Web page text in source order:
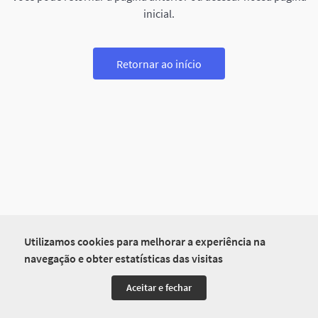
Utilizamos cookies para melhorar a experiência na
navegação e obter estatísticas das visitas
Aceitar e fechar
inicial.
Retornar ao início